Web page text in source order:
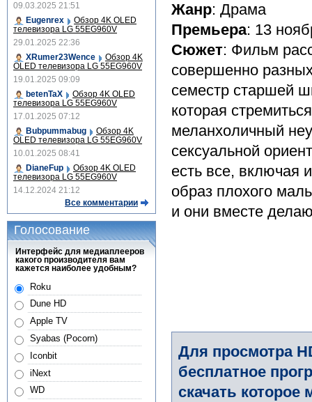
Жанр: Драма
Премьера: 13
Сюжет: Фильм
совершенно
семестр старшей
которая
меланхоличный
сексуальной
есть все, включая
образ плохого
и они вместе
Для просмотра
бесплатное
скачать
09.03.2025 21:51
Eugenrex
Обзор 4K OLED
телевизора LG 55EG960V
29.01.2025 22:36
XRumer23Wence
Обзор 4K
OLED телевизора LG 55EG960V
19.01.2025 09:09
betenTaX
Обзор 4K OLED
телевизора LG 55EG960V
17.01.2025 07:12
Bubpummabug
Обзор 4K
OLED телевизора LG 55EG960V
10.01.2025 08:41
DianeFup
Обзор 4K OLED
телевизора LG 55EG960V
14.12.2024 21:12
Все комментарии
Голосование
Интерфейс для медиаплееров
какого производителя вам
кажется наиболее удобным?
Roku
Dune HD
Apple TV
Syabas (Pocorn)
Iconbit
iNext
WD